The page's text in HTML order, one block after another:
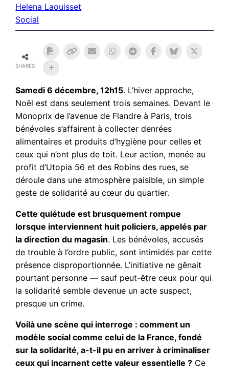
Helena Laouisset
Social
SHARES
Samedi 6 décembre, 12h15. L’hiver approche,
Noël est dans seulement trois semaines. Devant le
Monoprix de l’avenue de Flandre à Paris, trois
bénévoles s’affairent à collecter denrées
alimentaires et produits d’hygiène pour celles et
ceux qui n’ont plus de toit. Leur action, menée au
profit d’Utopia 56 et des Robins des rues, se
déroule dans une atmosphère paisible, un simple
geste de solidarité au cœur du quartier.
Cette quiétude est brusquement rompue
lorsque interviennent huit policiers, appelés par
la direction du magasin. Les bénévoles, accusés
de trouble à l’ordre public, sont intimidés par cette
présence disproportionnée. L’initiative ne gênait
pourtant personne — sauf peut-être ceux pour qui
la solidarité semble devenue un acte suspect,
presque un crime.
Voilà une scène qui interroge : comment un
modèle social comme celui de la France, fondé
sur la solidarité, a-t-il pu en arriver à criminaliser
ceux qui incarnent cette valeur essentielle ? Ce